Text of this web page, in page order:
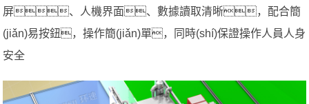
屏、人機界面、數據讀取清晰，配合簡
(jiǎn)易按鈕，操作簡(jiǎn)單，同時(shí)保證操作人員人身
安全